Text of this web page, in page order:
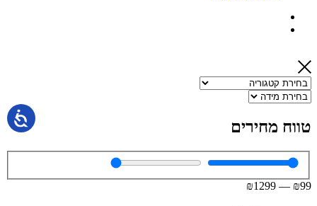
טווח מחירים
₪99
—
₪1299